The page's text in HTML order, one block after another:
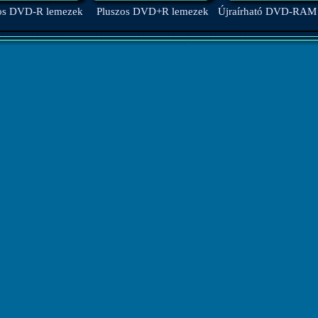
DVD-R lemezek Pluszos DVD+R lemezek Újraírható DVD-RAM